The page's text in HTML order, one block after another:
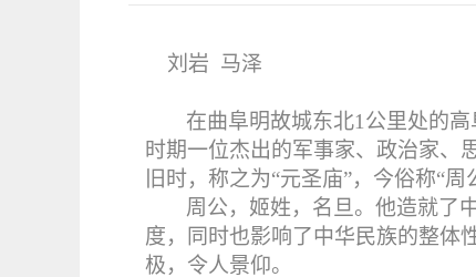
刘岩 马泽
在曲阜明故城东北1公里处的
时期一位杰出的军事家、政治家、
旧时，称之为“元圣庙”，今俗称“周
周公，姬姓，名旦。他造就了
度，同时也影响了中华民族的整体
极，令人景仰。